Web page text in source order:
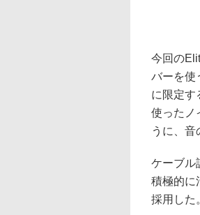
今回の
バーを使
に限定す
使ったノ
うに、音
ケーブル
積極的に
採用した